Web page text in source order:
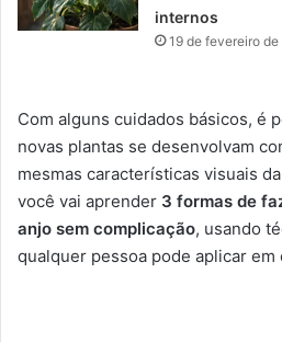
internos
19 de fevereiro
Com alguns cuidados básicos, é
novas plantas se desenvolvam
mesmas características visuais
você vai aprender 3 formas de
anjo sem complicação, usando
qualquer pessoa pode aplicar em